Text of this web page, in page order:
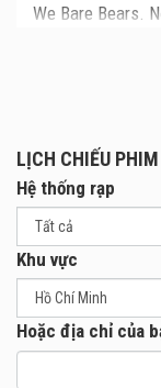
We Bare Bears.
hước, hãy sẵn
LỊCH CHIẾU
Hệ thống rạp
Khu vực
Hoặc địa chỉ của